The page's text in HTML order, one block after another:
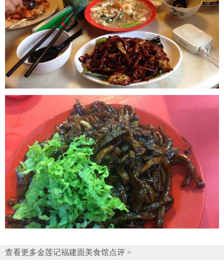
查看更多金莲记福建面美食馆点评 >